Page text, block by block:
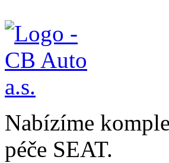
Nabízíme
péče SEAT.